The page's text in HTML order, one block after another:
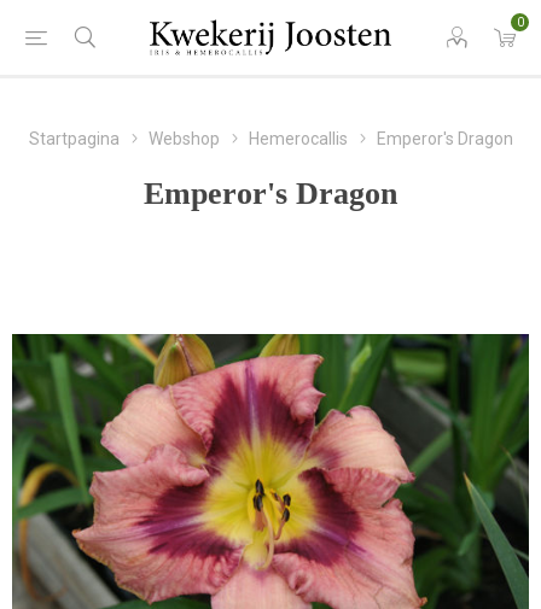
0
Startpagina Webshop Hemerocallis Emperor's Dragon
Emperor's Dragon